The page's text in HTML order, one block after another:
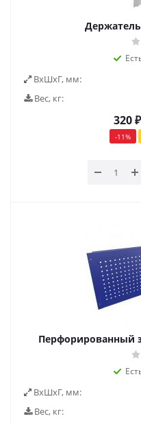
ВxШxГ, мм:
Вес, кг:
320₽
-11%
Перфорированный
ВxШxГ, мм:
Вес, кг: